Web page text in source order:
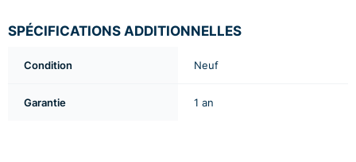
SPÉCIFICATIONS ADDITIONNELLES
Condition Neuf
Garantie 1 an